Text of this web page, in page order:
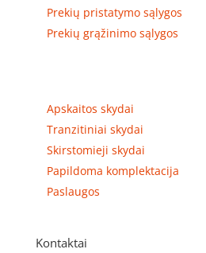
Prekių pristatymo sąlygos
Prekių grąžinimo sąlygos
Apskaitos skydai
Tranzitiniai skydai
Skirstomieji skydai
Papildoma komplektacija
Paslaugos
Kontaktai